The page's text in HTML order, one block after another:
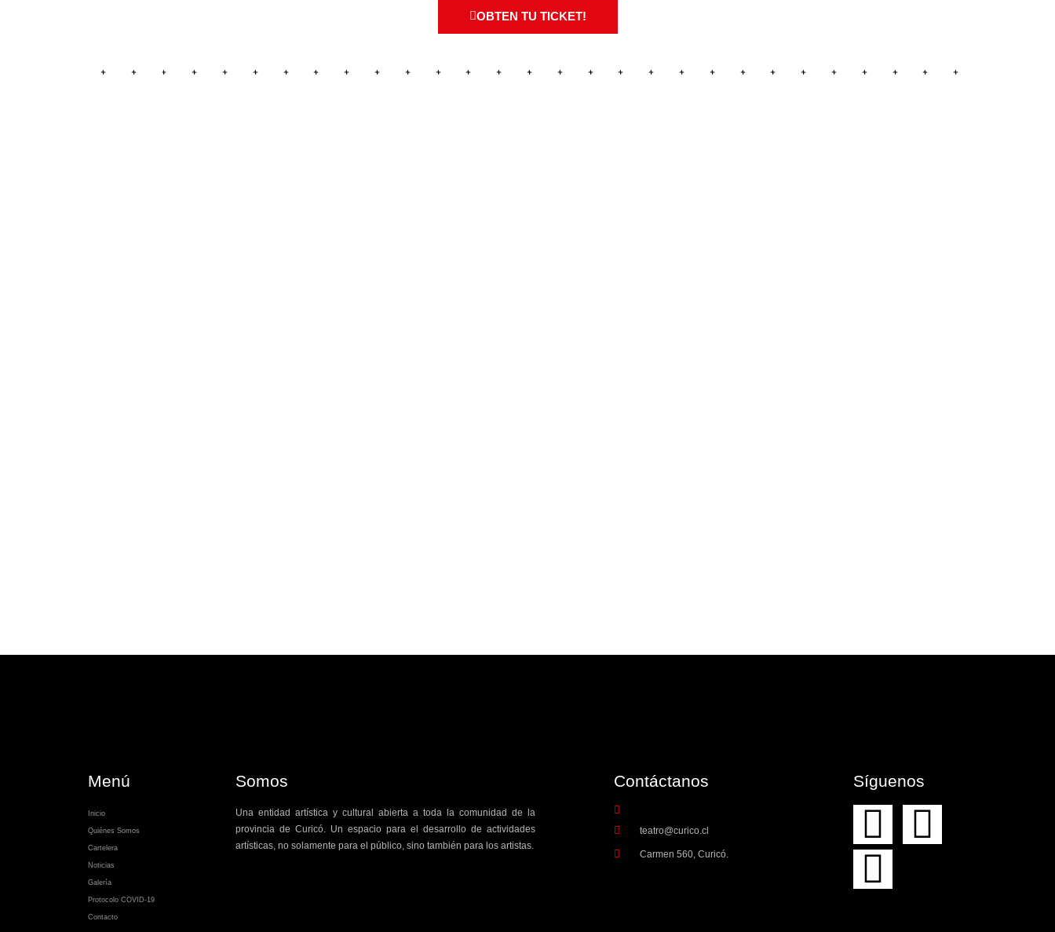
OBTEN TU TICKET!
Menú
Inicio
Quiénes Somos
Cartelera
Noticias
Galería
Protocolo COVID-19
Contacto
Somos
Una entidad artística y cultural abierta a toda la comunidad de la
provincia de Curicó. Un espacio para el desarrollo de actividades
artísticas, no solamente para el público, sino también para los artistas.
Contáctanos​
teatro@curico.cl
Carmen 560, Curicó.
Síguenos